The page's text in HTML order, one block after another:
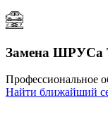
Замена ШРУСа
Профессиональное
Найти ближайший